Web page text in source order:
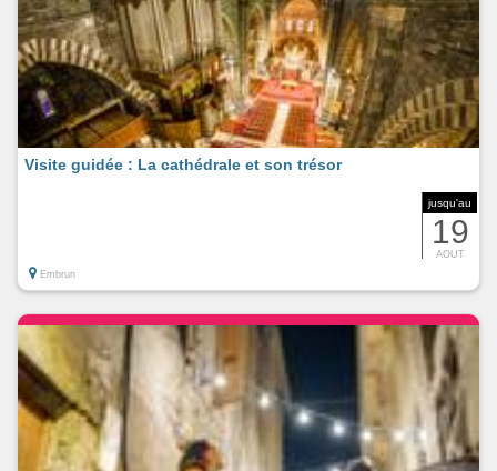
jusqu'au
19
AOUT
Visite guidée : La cathédrale et son trésor
Embrun